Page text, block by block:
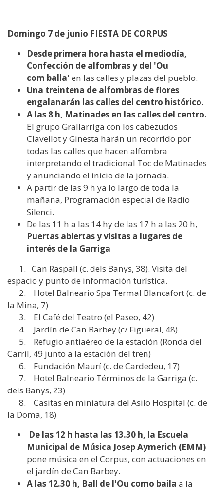
Domingo 7 de junio FIESTA DE CORPUS
Desde primera hora hasta el mediodía,
Confección de alfombras y del 'Ou
com balla' en las calles y plazas del pueblo.
Una treintena de alfombras de flores
engalanarán las calles del centro histórico.
A las 8 h, Matinades en las calles del centro.
El grupo Grallarriga con los cabezudos
Clavellot y Ginesta harán un recorrido por
todas las calles que hacen alfombra
interpretando el tradicional Toc de Matinades
y anunciando el inicio de la jornada.
A partir de las 9 h ya lo largo de toda la
mañana, Programación especial de Radio
Silenci.
De las 11 h a las 14 hy de las 17 h a las 20 h,
Puertas abiertas y visitas a lugares de
interés de la Garriga
1. Can Raspall (c. dels Banys, 38). Visita del
espacio y punto de información turística.
2. Hotel Balneario Spa Termal Blancafort (c. de
la Mina, 7)
3. El Café del Teatro (el Paseo, 42)
4. Jardín de Can Barbey (c/ Figueral, 48)
5. Refugio antiaéreo de la estación (Ronda del
Carril, 49 junto a la estación del tren)
6. Fundación Maurí (c. de Cardedeu, 17)
7. Hotel Balneario Términos de la Garriga (c.
dels Banys, 23)
8. Casitas en miniatura del Asilo Hospital (c. de
la Doma, 18)
De las 12 h hasta las 13.30 h, la Escuela
Municipal de Música Josep Aymerich (EMM)
pone música en el Corpus, con actuaciones en
el jardín de Can Barbey.
A las 12.30 h, Ball de l'Ou como baila a la